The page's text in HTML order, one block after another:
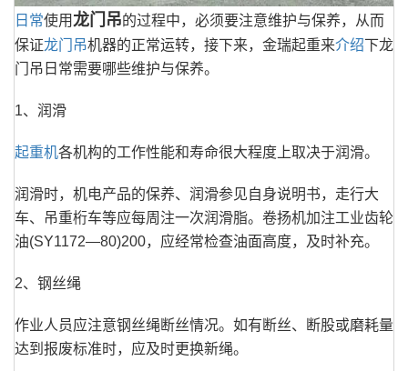
日常使用 龙门吊的过程中，必须要注意维护与保养，从而
保证龙门吊机器的正常运转，接下来，金瑞起重来介绍下龙
门吊日常需要哪些维护与保养。
1、润滑
起重机各机构的工作性能和寿命很大程度上取决于润滑。
润滑时，机电产品的保养、润滑参见自身说明书，走行大
车、吊重桁车等应每周注一次润滑脂。卷扬机加注工业齿轮
油(SY1172—80)200，应经常检查油面高度，及时补充。
2、钢丝绳
作业人员应注意钢丝绳断丝情况。如有断丝、断股或磨耗量
达到报废标准时，应及时更换新绳。